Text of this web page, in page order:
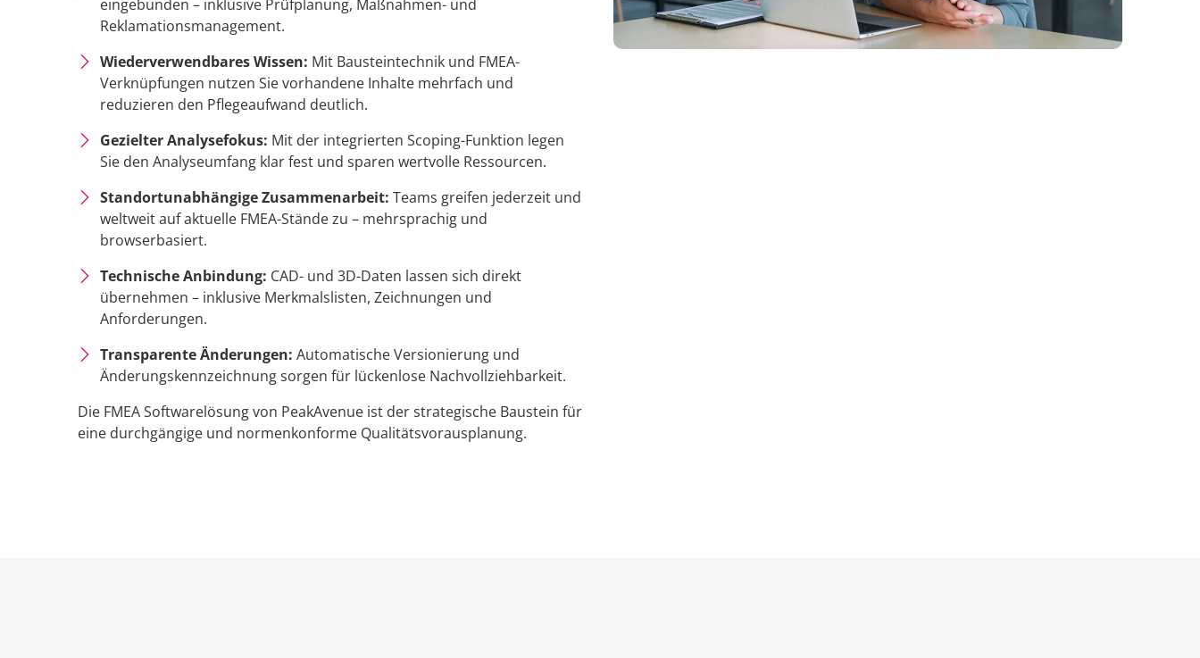
eingebunden – inklusive Prüfplanung, Maßnahmen- und
Reklamationsmanagement.
Wiederverwendbares Wissen: Mit Bausteintechnik und FMEA-
Verknüpfungen nutzen Sie vorhandene Inhalte mehrfach und
reduzieren den Pflegeaufwand deutlich.
Gezielter Analysefokus: Mit der integrierten Scoping-Funktion legen
Sie den Analyseumfang klar fest und sparen wertvolle Ressourcen.
Standortunabhängige Zusammenarbeit: Teams greifen jederzeit und
weltweit auf aktuelle FMEA-Stände zu – mehrsprachig und
browserbasiert.
Technische Anbindung: CAD- und 3D-Daten lassen sich direkt
übernehmen – inklusive Merkmalslisten, Zeichnungen und
Anforderungen.
Transparente Änderungen: Automatische Versionierung und
Änderungskennzeichnung sorgen für lückenlose Nachvollziehbarkeit.
Die FMEA Softwarelösung von PeakAvenue ist der strategische Baustein für
eine durchgängige und normenkonforme Qualitätsvorausplanung.